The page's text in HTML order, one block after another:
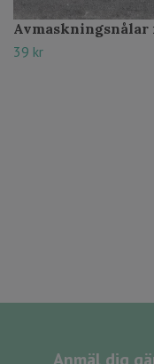
39 kr
Anmäl dig